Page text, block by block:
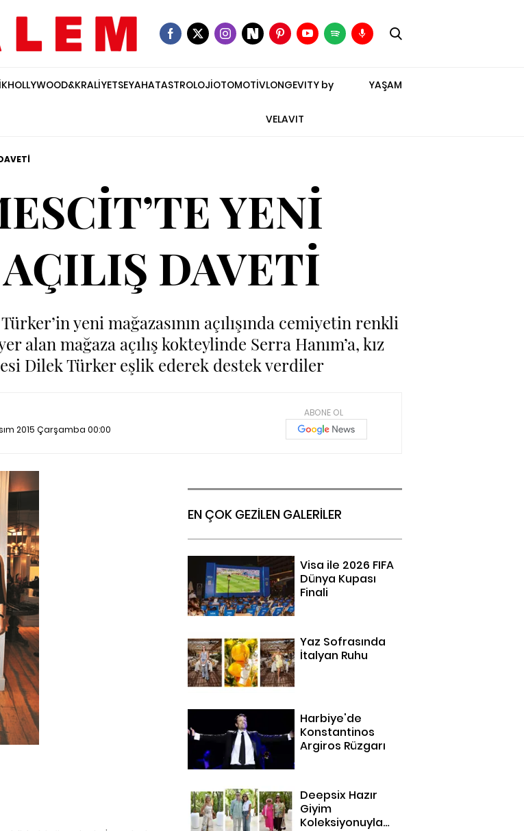
HOLLYWOOD&KRALİYETSEYAHATASTROLOJİOTOMOTİVLONGEVITY by
VELAVIT
YAŞAM
YENİ
DAVETİ
yeni mağazasının açılışında cemiyetin renkli
alan mağaza açılış kokteylinde Serra Hanım’a, kız
Dilek Türker eşlik ederek destek verdiler
2015 Çarşamba 00:00
ABONE OL
EN ÇOK GEZİLEN GALERİLER
Visa ile 2026 FIFA
Dünya Kupası
Finali
Yaz Sofrasında
İtalyan Ruhu
Harbiye'de
Konstantinos
Argiros Rüzgarı
Deepsix Hazır
Giyim
Koleksiyonuyla